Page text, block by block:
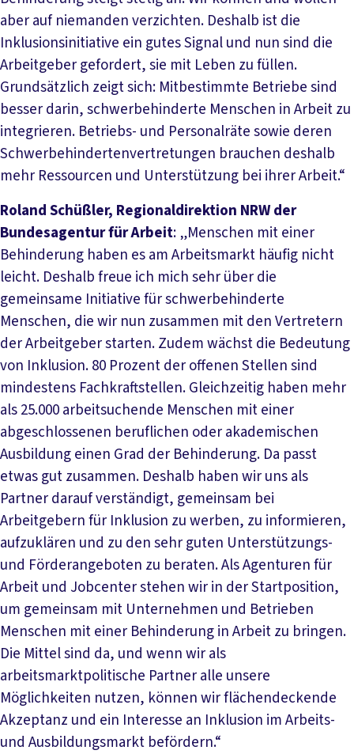
aber auf niemanden verzichten. Deshalb ist die
Inklusionsinitiative ein gutes Signal und nun sind die
Arbeitgeber gefordert, sie mit Leben zu füllen.
Grundsätzlich zeigt sich: Mitbestimmte Betriebe sind
besser darin, schwerbehinderte Menschen in Arbeit zu
integrieren. Betriebs- und Personalräte sowie deren
Schwerbehindertenvertretungen brauchen deshalb
mehr Ressourcen und Unterstützung bei ihrer Arbeit.“
Roland Schüßler, Regionaldirektion NRW der
Bundesagentur für Arbeit: „Menschen mit einer
Behinderung haben es am Arbeitsmarkt häufig nicht
leicht. Deshalb freue ich mich sehr über die
gemeinsame Initiative für schwerbehinderte
Menschen, die wir nun zusammen mit den Vertretern
der Arbeitgeber starten. Zudem wächst die Bedeutung
von Inklusion. 80 Prozent der offenen Stellen sind
mindestens Fachkraftstellen. Gleichzeitig haben mehr
als 25.000 arbeitsuchende Menschen mit einer
abgeschlossenen beruflichen oder akademischen
Ausbildung einen Grad der Behinderung. Da passt
etwas gut zusammen. Deshalb haben wir uns als
Partner darauf verständigt, gemeinsam bei
Arbeitgebern für Inklusion zu werben, zu informieren,
aufzuklären und zu den sehr guten Unterstützungs-
und Förderangeboten zu beraten. Als Agenturen für
Arbeit und Jobcenter stehen wir in der Startposition,
um gemeinsam mit Unternehmen und Betrieben
Menschen mit einer Behinderung in Arbeit zu bringen.
Die Mittel sind da, und wenn wir als
arbeitsmarktpolitische Partner alle unsere
Möglichkeiten nutzen, können wir flächendeckende
Akzeptanz und ein Interesse an Inklusion im Arbeits-
und Ausbildungsmarkt befördern.“